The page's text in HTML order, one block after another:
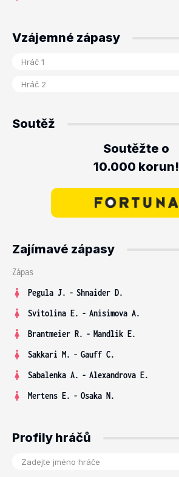
Vzájemné zápasy
Soutěž
Soutěžte o
10.000 korun!
Zajímavé zápasy
Zápas
Pegula J. - Shnaider D.
Svitolina E. - Anisimova A.
Brantmeier R. - Mandlik E.
Sakkari M. - Gauff C.
Sabalenka A. - Alexandrova E.
Mertens E. - Osaka N.
Profily hráčů